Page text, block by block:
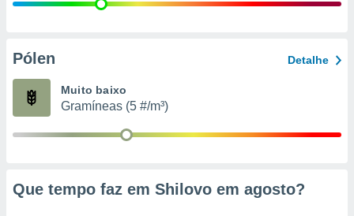
e
Pólen Detalhe
Muito baixo
Gramíneas (5 #/m³)
Que tempo faz em Shilovo em agosto?